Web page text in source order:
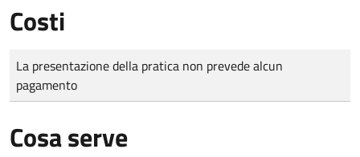
Costi
Tipo di pagamento
Importo
La presentazione della pratica non prevede alcun
pagamento
Cosa serve